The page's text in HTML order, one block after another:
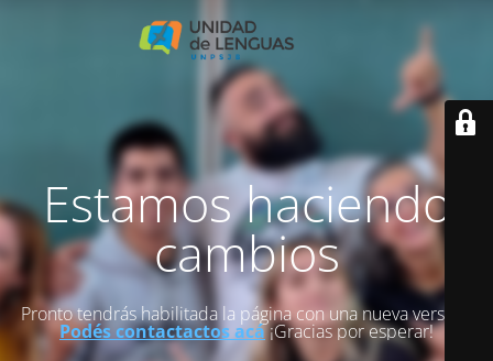
Estamos haciendo
cambios
Pronto tendrás habilitada la página con una nueva versión.
Podés contactactos acá¡Gracias por esperar!